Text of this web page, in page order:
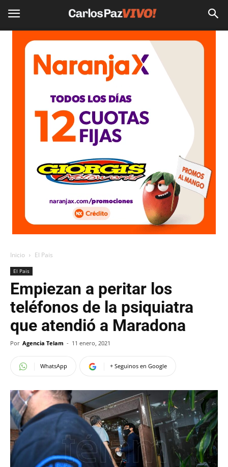
Inicio El Pais
El Pais
Empiezan a peritar los
teléfonos de la psiquiatra
que atendió a Maradona
Por Agencia Telam - 11 enero, 2021
WhatsApp + Seguinos en Google